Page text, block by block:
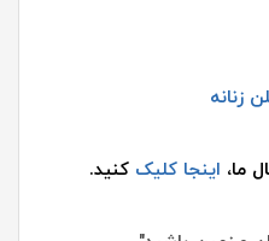
زنانه
ما، اینجا کلیک کنید.